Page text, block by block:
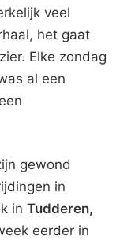
veel
het gaat
Elke zondag
al een
gewond
in
in Tudderen,
eerder in